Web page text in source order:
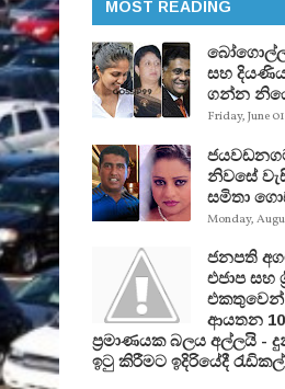
MOST READING
සහ
ගන්න
Friday, June
නිවසේ
සමිතා
Monday,
ජනපති
එජාප සහ
එකතුවෙන්
ආයතන
ප්‍රමාණයක බලය අල්ලයි -
ඉටු කිරීමට ඉදිරියේදී